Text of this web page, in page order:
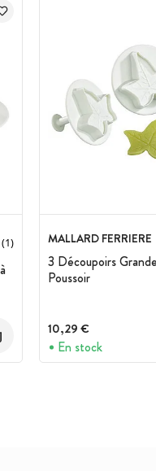
(1) MALLARD FERRIERE
3 Découpoirs
Poussoir
10,29 €
En stock